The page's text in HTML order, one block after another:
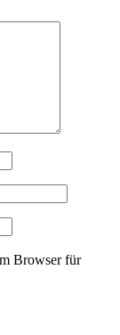
Browser für